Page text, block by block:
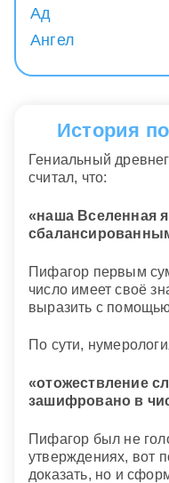
Ад
Ангел
История
Гениальный
считал, что:
«наша Вселенная
Пифагор первым
число имеет своё
выразить с
По сути,
«отожествление
зашифровано в
Пифагор был не
утверждениях, вот
доказать, но и